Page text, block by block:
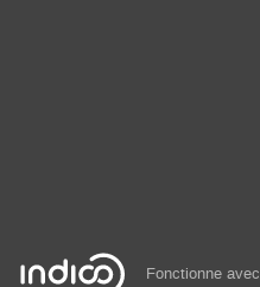
Fonctionne avec